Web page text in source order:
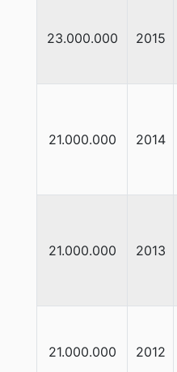
23.000.000 2015
21.000.000 2014
21.000.000 2013
21.000.000 2012